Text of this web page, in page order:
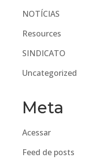
NOTÍCIAS
Resources
SINDICATO
Uncategorized
Meta
Acessar
Feed de posts